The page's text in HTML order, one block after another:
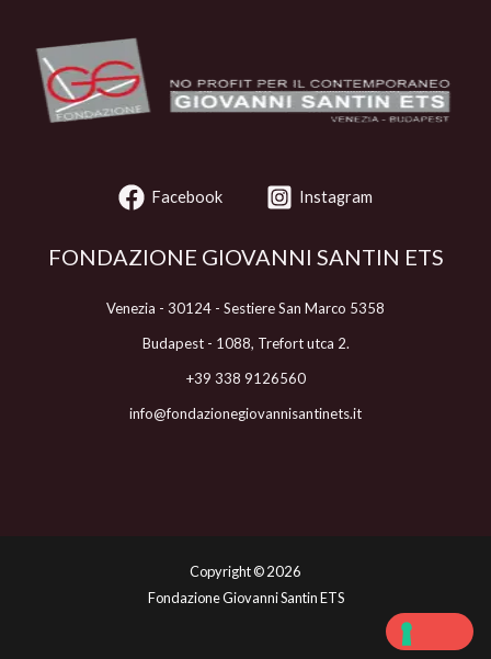
Facebook Instagram
FONDAZIONE GIOVANNI SANTIN ETS
Venezia - 30124 - Sestiere San Marco 5358
Budapest - 1088, Trefort utca 2.
+39 338 9126560
info@fondazionegiovannisantinets.it
Copyright ©2026
Fondazione Giovanni Santin ETS